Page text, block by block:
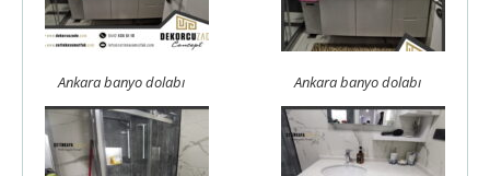
Ankara banyo dolabı Ankara banyo dolabı